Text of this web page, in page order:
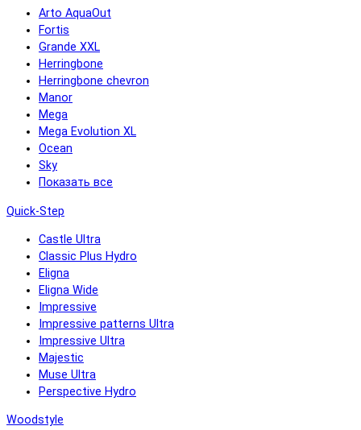
Arto AquaOut
Fortis
Grande XXL
Herringbone
Herringbone chevron
Manor
Mega
Mega Evolution XL
Ocean
Sky
Показать все
Quick-Step
Castle Ultra
Classic Plus Hydro
Eligna
Eligna Wide
Impressive
Impressive patterns Ultra
Impressive Ultra
Majestic
Muse Ultra
Perspective Hydro
Woodstyle